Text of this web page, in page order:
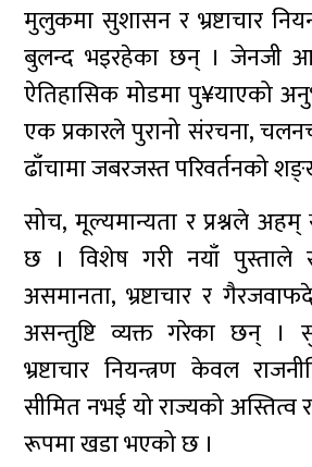
मुलुकमा सुशासन र भ्रष्टाचार
बुलन्द भइरहेका छन् । जेनजी
ऐतिहासिक मोडमा पु¥याएको
एक प्रकारले पुरानो संरचना,
ढाँचामा जबरजस्त परिवर्तनको
सोच, मूल्यमान्यता र प्रश्नले
छ । विशेष गरी नयाँ पुस्ताले
असमानता, भ्रष्टाचार र
असन्तुष्टि व्यक्त गरेका छन् ।
भ्रष्टाचार नियन्त्रण केवल
सीमित नभई यो राज्यको अस्तित्व र
रूपमा खडा भएको छ ।